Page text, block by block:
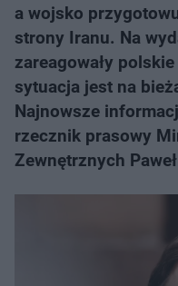
a wojsko
strony Iranu. Na
zareagowały
sytuacja jest na
Najnowsze
rzecznik prasowy
Zewnętrznych